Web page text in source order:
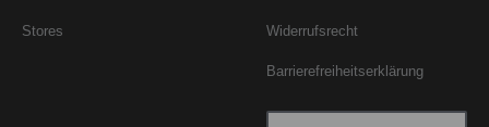
Stores Widerrufsrecht
Barrierefreiheitserklärung